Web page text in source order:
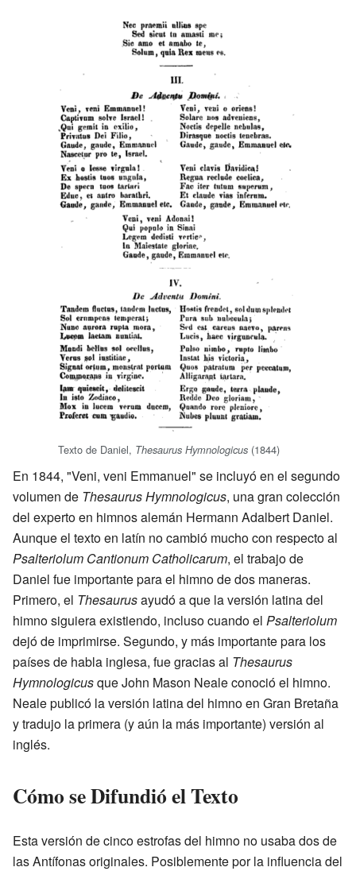
Texto de Daniel, Thesaurus Hymnologicus (1844)
En 1844, "Veni, veni Emmanuel" se incluyó en el segundo
volumen de Thesaurus Hymnologicus, una gran colección
del experto en himnos alemán Hermann Adalbert Daniel.
Aunque el texto en latín no cambió mucho con respecto al
Psalteriolum Cantionum Catholicarum, el trabajo de
Daniel fue importante para el himno de dos maneras.
Primero, el Thesaurusayudó a que la versión latina del
himno siguiera existiendo, incluso cuando el Psalteriolum
dejó de imprimirse. Segundo, y más importante para los
países de habla inglesa, fue gracias al Thesaurus
Hymnologicusque John Mason Neale conoció el himno.
Neale publicó la versión latina del himno en Gran Bretaña
y tradujo la primera (y aún la más importante) versión al
inglés.
Cómo se Difundió el Texto
Esta versión de cinco estrofas del himno no usaba dos de
las Antífonas originales. Posiblemente por la influencia del